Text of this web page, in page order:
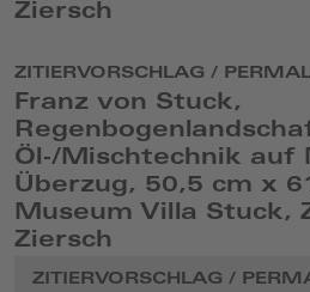
Ziersch
ZITIERVORSCHLAG /
Franz von Stuck,
Öl-/Mischtechnik auf
Überzug, 50,5 cm x
Museum Villa Stuck,
Ziersch
ZITIERVORSCHLAG /